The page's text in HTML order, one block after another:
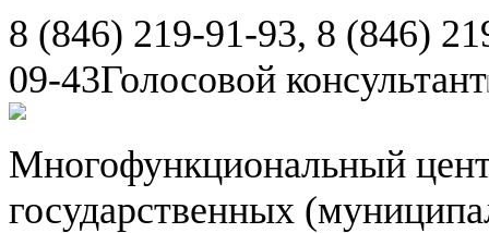
8 (846) 219-91-93, 8 (846)
09-43Голосовой консультант
Многофункциональный
государственных